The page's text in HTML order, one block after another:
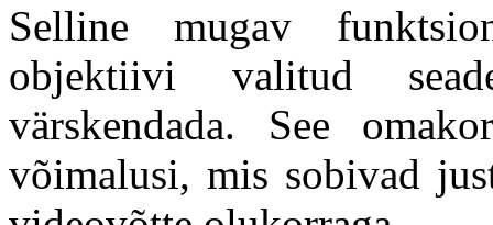
Selline mugav
objektiivi valitud
värskendada. See
võimalusi, mis sobivad